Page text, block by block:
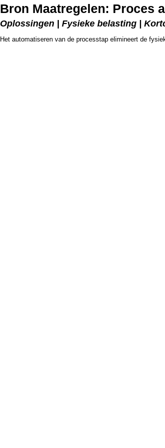
Bron Maatregelen: Proces
Oplossingen | Fysieke belasting |
Het automatiseren van de processtap elimineert de